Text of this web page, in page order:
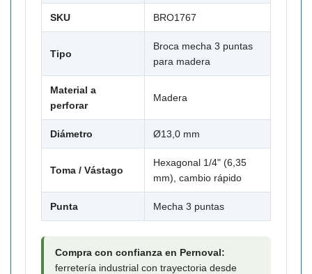
SKU BRO1767
Tipo
Broca mecha 3 puntas
para madera
Material a
perforar
Madera
Diámetro Ø13,0 mm
Toma / Vástago
Hexagonal 1/4" (6,35
mm), cambio rápido
Punta Mecha 3 puntas
Compra con confianza en Pernoval:
ferretería industrial con trayectoria desde